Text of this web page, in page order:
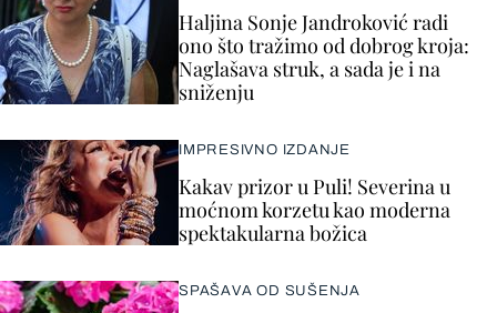
Haljina Sonje Jandroković radi
ono što tražimo od dobrog kroja:
Naglašava struk, a sada je i na
sniženju
IMPRESIVNO IZDANJE
Kakav prizor u Puli! Severina u
moćnom korzetu kao moderna
spektakularna božica
SPAŠAVA OD SUŠENJA